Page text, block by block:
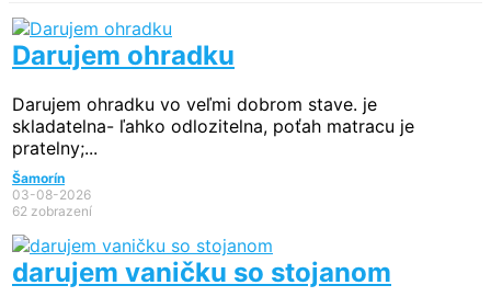
Darujem ohradku
Darujem ohradku vo veľmi dobrom stave. je
skladatelna- ľahko odlozitelna, poťah matracu je
pratelny;...
Šamorín
03-08-2026
62 zobrazení
darujem vaničku so stojanom